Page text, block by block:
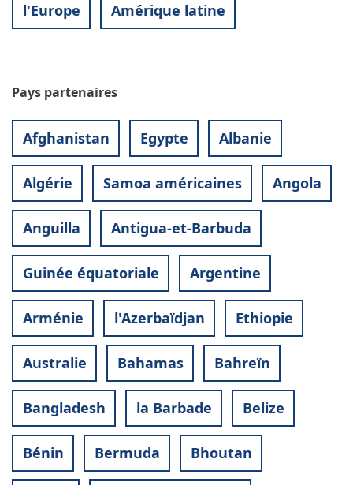
l'Europe Amérique latine
Pays partenaires
Afghanistan Egypte Albanie
Algérie Samoa américaines Angola
Anguilla Antigua-et-Barbuda
Guinée équatoriale Argentine
Arménie l'Azerbaïdjan Ethiopie
Australie Bahamas Bahreïn
Bangladesh la Barbade Belize
Bénin Bermuda Bhoutan